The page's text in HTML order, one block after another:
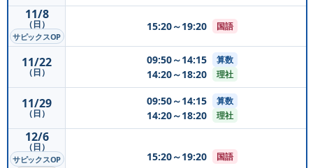
11/8
（日）
サピックスOP
15:20～19:20 国語
11/22
（日）
09:50～14:15 算数
14:20～18:20 理社
11/29
（日）
09:50～14:15 算数
14:20～18:20 理社
12/6
（日）
サピックスOP
15:20～19:20 国語